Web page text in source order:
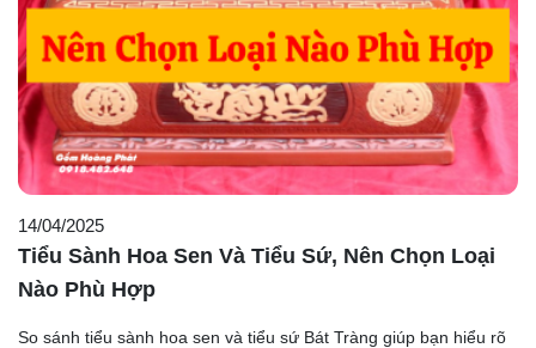
14/04/2025
Tiểu Sành Hoa Sen Và Tiểu Sứ, Nên Chọn Loại
Nào Phù Hợp
So sánh tiểu sành hoa sen và tiểu sứ Bát Tràng giúp bạn hiểu rõ